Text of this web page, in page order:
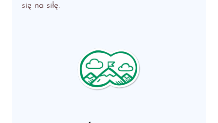
się na siłę.